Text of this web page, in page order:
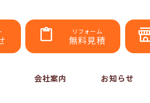
リフォーム
無料見積
会社案内 お知らせ